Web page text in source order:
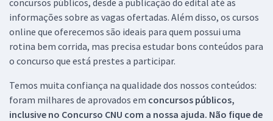
informações sobre as vagas ofertadas. Além disso, os cursos
online que oferecemos são ideais para quem possui uma
rotina bem corrida, mas precisa estudar bons conteúdos para
o concurso que está prestes a participar.
Temos muita confiança na qualidade dos nossos conteúdos:
foram milhares de aprovados em concursos públicos,
inclusive no Concurso CNU com a nossa ajuda. Não fique de